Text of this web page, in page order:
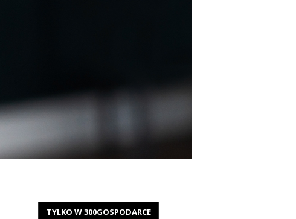
TYLKO W 300GOSPODARCE